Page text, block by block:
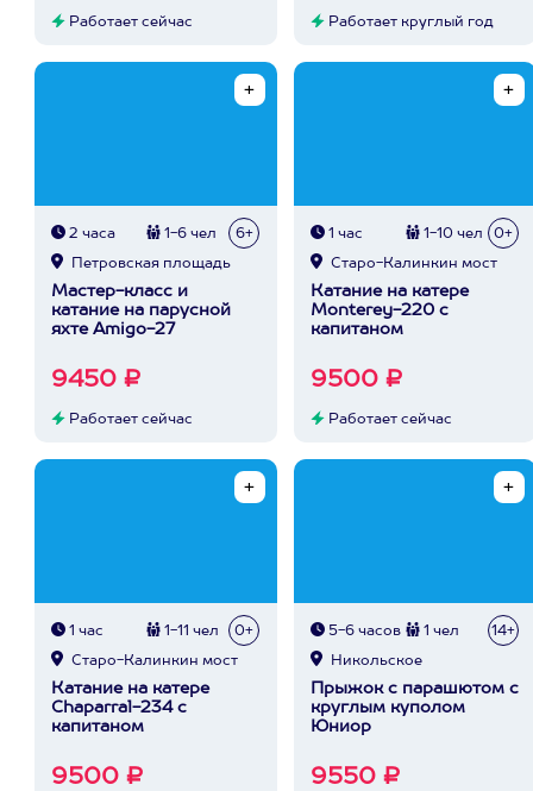
Работает сейчас Работает круглый год
2 часа 1-6 чел 6+
Петровская площадь
Мастер-класс и
катание на парусной
яхте Amigo-27
9450 ₽
Работает сейчас
1 час 1-10 чел 0+
Старо-Калинкин мост
Катание на катере
Monterey-220 с
капитаном
9500 ₽
Работает сейчас
1 час 1-11 чел 0+
Старо-Калинкин мост
Катание на катере
Chaparral-234 с
капитаном
9500 ₽
5-6 часов 1 чел 14+
Никольское
Прыжок с парашютом с
круглым куполом
Юниор
9550 ₽